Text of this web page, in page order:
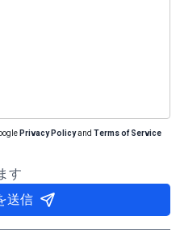
Privacy Policyand Terms of Service
す
送信